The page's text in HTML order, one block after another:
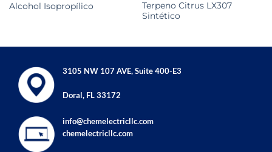
Alcohol Isopropílico
Terpeno Citrus LX307
Sintético
3105 NW 107 AVE, Suite 400-E3
Doral, FL 33172
info@chemelectricllc.com
chemelectricllc.com